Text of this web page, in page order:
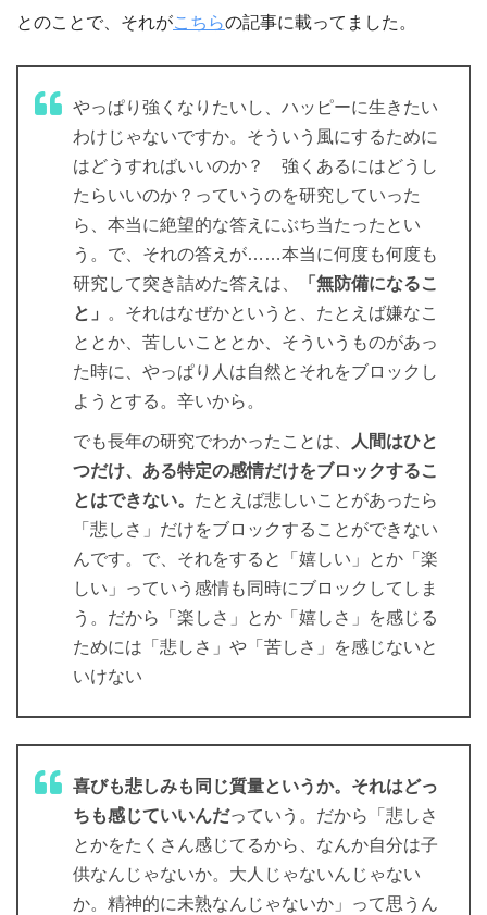
とのことで、それがこちらの記事に載ってました。
やっぱり強くなりたいし、ハッピーに生きたい
わけじゃないですか。そういう風にするために
はどうすればいいのか？ 強くあるにはどうし
たらいいのか？っていうのを研究していった
ら、本当に絶望的な答えにぶち当たったとい
う。で、それの答えが……本当に何度も何度も
研究して突き詰めた答えは、
「無防備になるこ
と」
。それはなぜかというと、たとえば嫌なこ
ととか、苦しいこととか、そういうものがあっ
た時に、やっぱり人は自然とそれをブロックし
ようとする。辛いから。
でも長年の研究でわかったことは、
人間はひと
つだけ、ある特定の感情だけをブロックするこ
とはできない。 たとえば悲しいことがあったら
「悲しさ」だけをブロックすることができない
んです。で、それをすると「嬉しい」とか「楽
しい」っていう感情も同時にブロックしてしま
う。だから「楽しさ」とか「嬉しさ」を感じる
ためには「悲しさ」や「苦しさ」を感じないと
いけない
喜びも悲しみも同じ質量というか。それはどっ
ちも感じていいんだっていう。だから「悲しさ
とかをたくさん感じてるから、なんか自分は子
供なんじゃないか。大人じゃないんじゃない
か。精神的に未熟なんじゃないか」って思うん